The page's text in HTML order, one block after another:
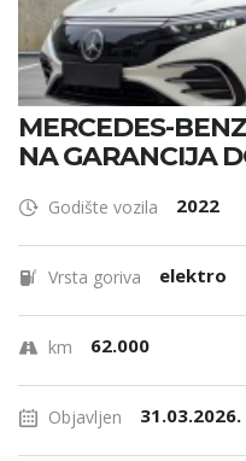
MERCEDES-
NA GARANCIJA
Godište vozila 2022
Vrsta goriva elektro
km 62.000
Objavljen 31.03.2026.